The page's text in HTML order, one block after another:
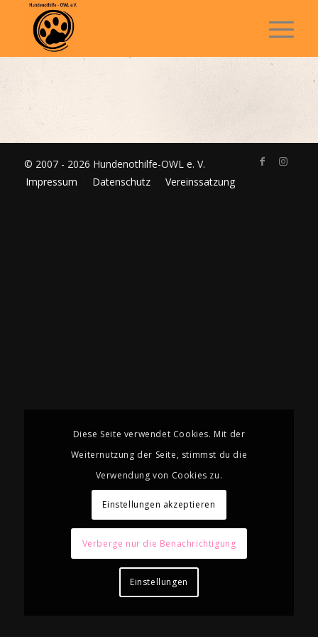
© 2007 - 2026 Hundenothilfe-OWL e. V.
Impressum
Datenschutz Vereinssatzung
Diese Seite verwendet Cookies. Mit der
Weiternutzung der Seite, stimmst du die
Verwendung von Cookies zu.
Einstellungen akzeptieren
Verberge nur die Benachrichtigung
Einstellungen